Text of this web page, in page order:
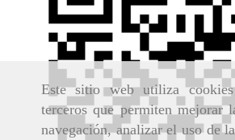
Este sitio web utiliza
terceros que permiten mejorar
navegación, analizar el uso de